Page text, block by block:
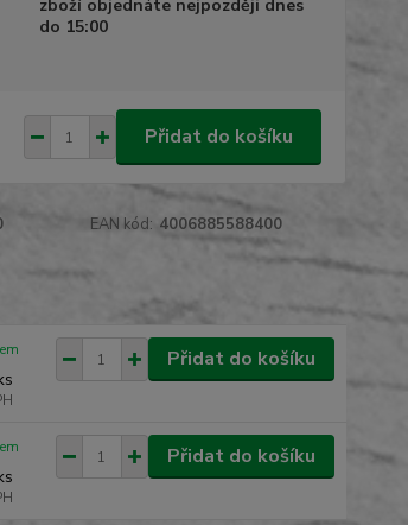
zboží objednáte nejpozději dnes
do 15:00
Přidat do košíku
EAN kód: 4006885588400
Přidat do košíku
Přidat do košíku